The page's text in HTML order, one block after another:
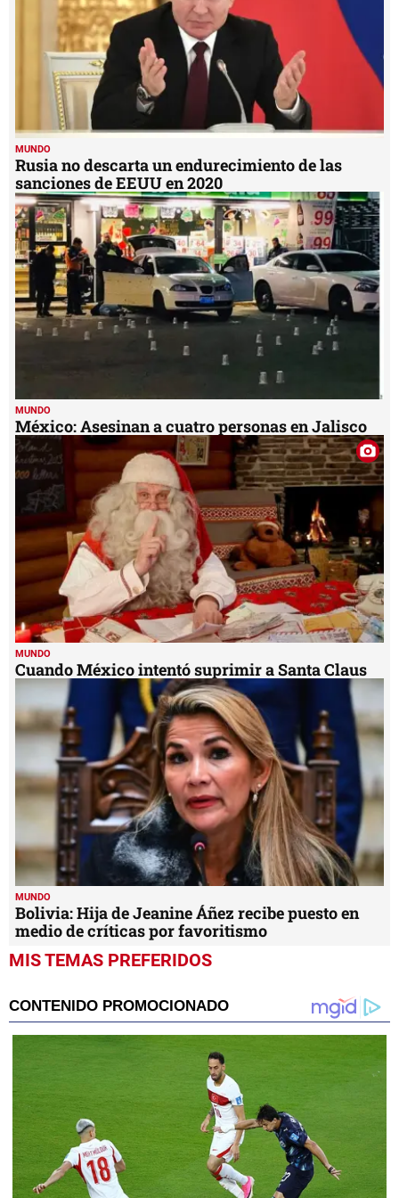
MUNDO
Rusia no descarta un endurecimiento de las
sanciones de EEUU en 2020
MUNDO
México: Asesinan a cuatro personas en Jalisco
MUNDO
Cuando México intentó suprimir a Santa Claus
MUNDO
Bolivia: Hija de Jeanine Áñez recibe puesto en
medio de críticas por favoritismo
MIS TEMAS PREFERIDOS